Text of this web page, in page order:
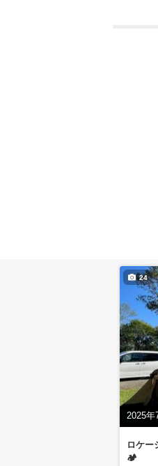
2025年
24
ロケー
🏕️